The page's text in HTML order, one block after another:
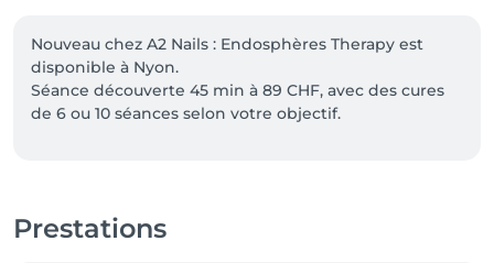
Nouveau chez A2 Nails : Endosphères Therapy est
disponible à Nyon.
Séance découverte 45 min à 89 CHF, avec des cures
de 6 ou 10 séances selon votre objectif.
Nos prestations à quatre mains peuvent désormais
Prestations